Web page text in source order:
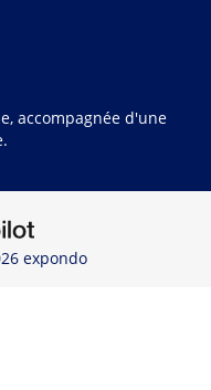
accompagnée d'une
expondo